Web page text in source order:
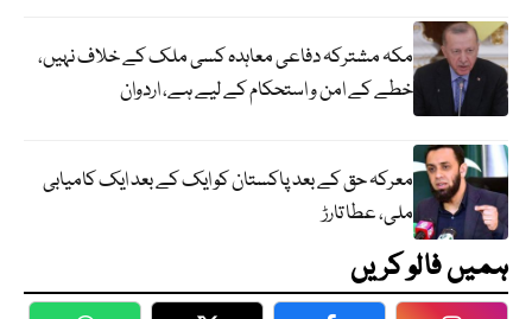
مکہ مشترکہ دفاعی معاہدہ کسی ملک کے خلاف نہیں،
خطے کے امن و استحکام کے لیے ہے، اردوان
معرکہ حق کے بعد پاکستان کو ایک کے بعد ایک کامیابی
ملی، عطا تارڑ
ہمیں فالو کریں